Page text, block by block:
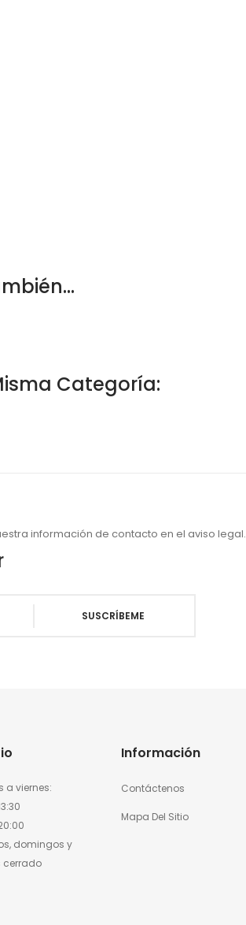
Categoría:
información de contacto en el aviso legal.
a viernes:
domingos y
cerrado
Información
Contáctenos
Mapa Del Sitio